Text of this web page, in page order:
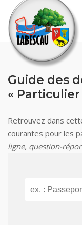
content
Guide des
« Particulier
Retrouvez dans
courantes pour les
ligne, question-